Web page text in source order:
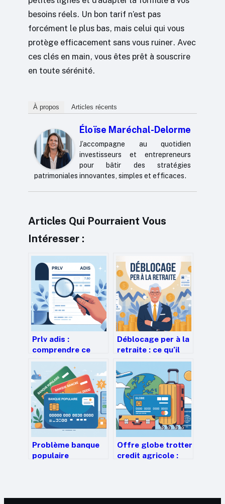
besoins réels. Un bon tarif n’est pas
forcément le plus bas, mais celui qui vous
protège efficacement sans vous ruiner. Avec
ces clés en main, vous êtes prêt à souscrire
en toute sérénité.
À propos Articles récents
Éloïse Maréchal-Delorme
J’accompagne au quotidien
investisseurs et entrepreneurs
pour bâtir des stratégies
patrimoniales innovantes, simples et efficaces.
Articles Qui Pourraient Vous
Intéresser :
Prlv adis :
comprendre ce
prélèvement et
comment réagir
Déblocage per à la
retraite : ce qu’il
faut savoir pour
décider
Problème banque
populaire
Offre globe trotter
credit agricole :